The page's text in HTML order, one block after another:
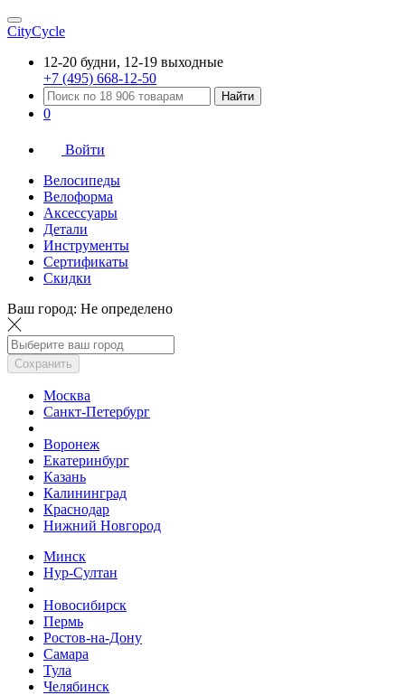
CityCycle
12-20 будни, 12-19 выходные
+7 (495) 668-12-50
Найти
0
Войти
Велосипеды
Велоформа
Аксессуары
Детали
Инструменты
Сертификаты
Скидки
Ваш город: Не определено
Сохранить
Москва
Санкт-Петербург
Воронеж
Екатеринбург
Казань
Калининград
Краснодар
Нижний Новгород
Минск
Нур-Султан
Новосибирск
Пермь
Ростов-на-Дону
Самара
Тула
Челябинск